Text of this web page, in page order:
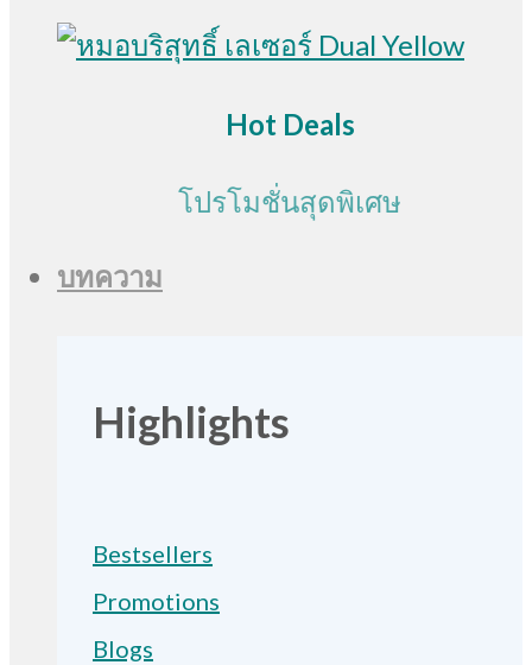
Hot Deals
โปรโมชั่นสุดพิเศษ
บทความ
Highlights
Bestsellers
Promotions
Blogs